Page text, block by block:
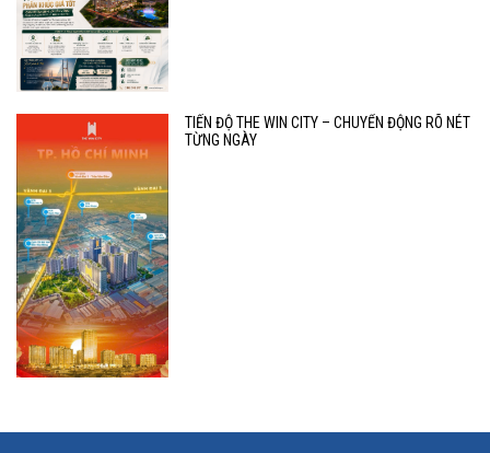
TIẾN ĐỘ THE WIN CITY – CHUYỂN ĐỘNG RÕ NÉT
TỪNG NGÀY